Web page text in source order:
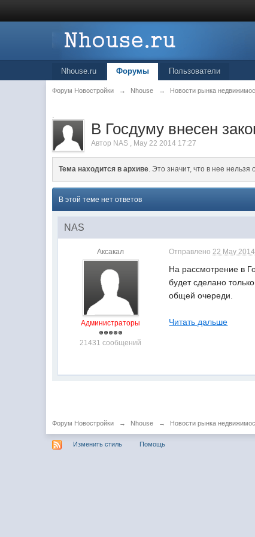
Nhouse.ru Форумы Пользователи
Форум Новостройки → Nhouse → Новости рынка
.
В Госдуму внесен
Автор NAS , May 22 2014 17:27
Тема находится в архиве. Это значит, что в нее нельзя
В этой теме нет ответов
NAS
Аксакал
Администраторы
21431 сообщений
Отправлено22 May
На рассмотрение в
будет сделано
общей очереди.
Читать дальше
Форум Новостройки → Nhouse → Новости рынка
Изменить стиль Помощь